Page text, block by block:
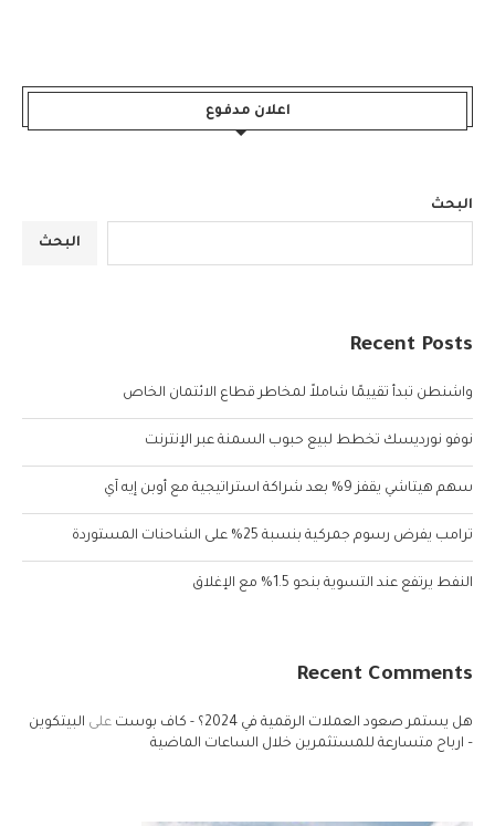
اعلان مدفوع
البحث
البحث
Recent Posts
واشنطن تبدأ تقييمًا شاملاً لمخاطر قطاع الائتمان الخاص
نوفو نورديسك تخطط لبيع حبوب السمنة عبر الإنترنت
سهم هيتاشي يقفز 9% بعد شراكة استراتيجية مع أوبن إيه آي
ترامب يفرض رسوم جمركية بنسبة 25% على الشاحنات المستوردة
النفط يرتفع عند التسوية بنحو 1.5% مع الإغلاق
Recent Comments
هل يستمر صعود العملات الرقمية في 2024؟ - كاف بوست على البيتكوين
– ارباح متسارعة للمستثمرين خلال الساعات الماضية